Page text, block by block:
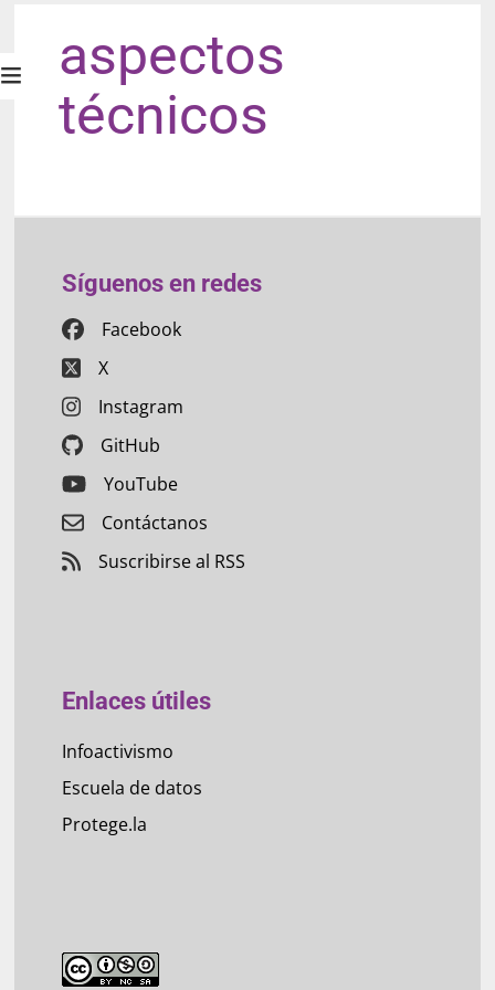
aspectos
técnicos
Síguenos en redes
Facebook
X
Instagram
GitHub
YouTube
Contáctanos
Suscribirse al RSS
Enlaces útiles
Infoactivismo
Escuela de datos
Protege.la